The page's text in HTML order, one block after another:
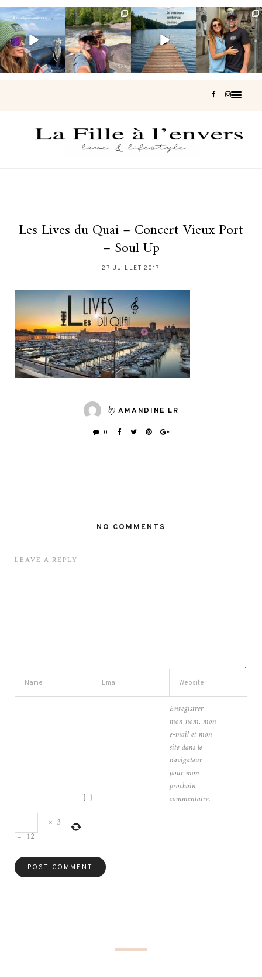
Voir une baleine
en photo, c’est
impressionnant
🐋...
Les Laurentides,
le Québec
version nature.
...
Et si je te disais
qu’il existe un
sentier où tu...
126 37
Montréal, une
très belle
surprise 🇨🇦
442
Les Lives du Quai – Concert Vieux Port
– Soul Up
27 JUILLET 2017
by AMANDINE LR
0
NO COMMENTS
LEAVE A REPLY
Enregistrer
mon nom, mon
e-mail et mon
site dans le
navigateur
pour mon
prochain
commentaire.
× 3
=12